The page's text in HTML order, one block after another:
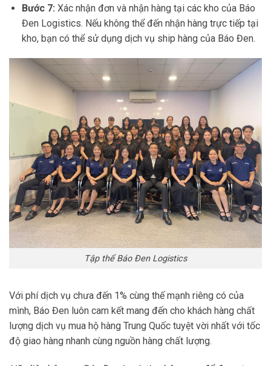
Bước 7: Xác nhận đơn và nhận hàng tại các kho của Báo
Đen Logistics. Nếu không thể đến nhận hàng trực tiếp tại
kho, bạn có thể sử dụng dịch vụ ship hàng của Báo Đen.
Tập thể Báo Đen Logistics
Với phí dịch vụ chưa đến 1% cùng thế mạnh riêng có của
mình, Báo Đen luôn cam kết mang đến cho khách hàng chất
lượng dịch vụ mua hộ hàng Trung Quốc tuyệt vời nhất với tốc
độ giao hàng nhanh cùng nguồn hàng chất lượng.